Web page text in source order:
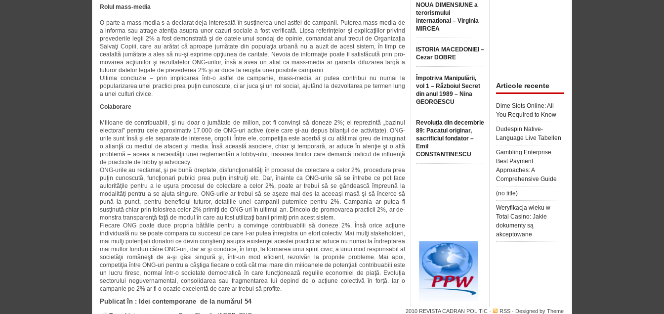
Rolul mass-media
O parte a mass-media s-a declarat deja interesată în susţinerea unei astfel de campanii. Puterea mass-media de
a informa sau atrage atenţia asupra unor cazuri sociale a fost verificată. Lipsa referinţelor şi explica­ţiilor privind
prevederile legii 2% a fost demonstrată şi de datele unui sondaj de opinie, comandat anul trecut de Organizaţia
Salvaţi Copiii, care au ară­tat că aproape jumătate din populaţia urbană nu a auzit de acest sistem, în timp ce
cealaltă jumătate a ales să nu-şi exprime opţiunea de caritate. Nevoia de informaţie poate fi satisfăcută prin pro­
movarea acţiunilor şi rezultatelor ONG-urilor, însă a avea un aliat ca mass-media ar garanta difuzarea largă a
tuturor datelor legate de prevederea 2% şi ar duce la reuşita unei posibile campanii.
Ultima concluzie – prin implicarea într-o astfel de campanie, mass-media ar putea contribui nu numai la
popularizarea unei practici prea puţin cunoscute, ci ar juca şi un rol social, ajutând la dezvoltarea pe termen lung
a unei culturi civice.
Colaborare
Milioane de contribuabili, şi nu doar o jumătate de milion, pot fi convinşi să doneze 2%; ei reprezintă „bazinul
electoral” pentru cele aproximativ 17.000 de ONG-uri active (cele care şi-au depus bilanţul de activitate). ONG-
urile sunt însă şi ele separate de interese, orgolii. Între ele, competiţia este acerbă şi cu atât mai greu de imaginat
o alianţă cu mediul de afaceri şi media. Însă această asociere, chiar şi temporară, ar aduce în atenţie şi o altă
problemă – aceea a necesităţii unei reglementări a lobby-ului, trasarea liniilor care demarcă traficul de influenţă
de practicile de lobby şi advocacy.
ONG-urile au reclamat, şi pe bună dreptate, disfuncţionalităţi în procesul de colectare a celor 2%, procedura prea
puţin cunoscută, funcţionari publici prea puţin instruiţi etc. Dar, înainte ca ONG-urile să se întrebe ce pot face
autorităţile pentru a le uşura procesul de colectare a celor 2%, poate ar trebui să se gândească împreună la
modalităţi pentru a se ajuta singure. ONG-urile ar trebui să se aşeze mai des la aceeaşi masă şi să încerce să
pună la punct, pentru beneficiul tutu­ror, detaliile unei campanii puternice pentru 2%. Campania ar putea fi
susţinută chiar prin folosirea celor 2% primiţi de ONG-uri în ultimul an. Din­colo de promovarea practicii 2%, ar de­
monstra transparenţă faţă de modul în care au fost utilizaţi banii primiţi prin acest sistem.
Fiecare ONG poate duce propria bătălie pentru a convinge contribuabilii să doneze 2%. Însă orice acţiune
individuală nu se poate compara cu suc­cesul pe care l-ar putea înregistra un efort colectiv. Mai mulţi stake­hol­deri,
mai mulţi potenţiali donatori ce devin conştienţi asupra existenţei acestei practici ar aduce nu numai la îndreptarea
mai multor fonduri către ONG-uri, dar ar şi conduce, în timp, la formarea unui spirit civic, a unui mod responsabil al
societăţii româneşti de a-şi găsi singură şi, într-un mod efi­cient, rezolvări la propriile probleme. Mai apoi,
competiţia între ONG-uri pentru a câştiga fiecare o cotă cât mai mare din milioanele de potenţiali contri­buabili este
un lucru firesc, normal într-o societate democratică în care funcţionează regulile economiei de piaţă. Evoluţia
sectorului neguver­namental, consolidarea sau fragmen­ta­rea lui depind de o acţiune colectivă în forţă. Iar o
campanie pe 2% ar fi o ocazie excelentă de care ar trebui să profite.
Publicat în : Idei contemporane de la numărul 54
NOUA DIMENSIUNE a
terorismului
international – Virginia
MIRCEA
ISTORIA MACEDONIEI –
Cezar DOBRE
Împotriva Manipulării,
vol 1 – Războiul Secret
din anul 1989 – Nina
GEORGESCU
Revoluția din decembrie
89: Pacatul originar,
sacrificiul fondator –
Emil
CONSTANTINESCU
Articole recente
Dime Slots Online: All
You Required to Know
Dudespin Native-
Language Live Tabellen
Gambling Enterprise
Best Payment
Approaches: A
Comprehensive Guide
(no title)
Weryfikacja wieku w
Total Casino: Jakie
dokumenty są
akceptowane
2010 REVISTA CADRAN POLITIC · RSS · Designed by Theme